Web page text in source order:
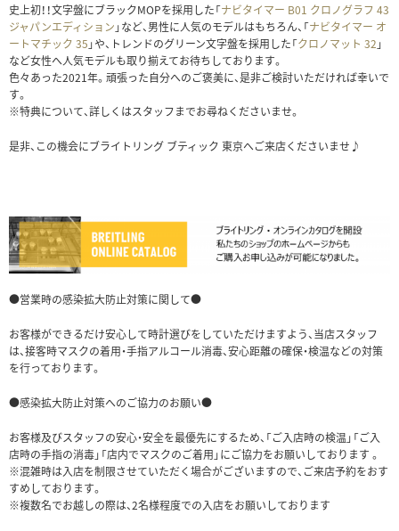
史上初！！文字盤にブラックMOPを採用した「ナビタイマー B01 クロノグラフ 43
ジャパンエディション 」など、男性に人気のモデルはもちろん、「ナビタイマー オ
ートマチック 35 」や、トレンドのグリーン文字盤を採用した「クロノマット 32 」
など女性へ人気モデルも取り揃えてお待ちしております。
色々あった2021年。頑張った自分へのご褒美に、是非ご検討いただければ幸いで
す。
※特典について、詳しくはスタッフまでお尋ねくださいませ。
是非、この機会にブライトリング ブティック 東京へご来店くださいませ♪
●営業時の感染拡大防止対策に関して●
お客様ができるだけ安心して時計選びをしていただけますよう、当店スタッフ
は、接客時マスクの着用・手指アルコール消毒、安心距離の確保・検温などの対策
を行っております。
●感染拡大防止対策へのご協力のお願い●
お客様及びスタッフの安心・安全を最優先にするため、「ご入店時の検温」「ご入
店時の手指の消毒」「店内でマスクのご着用」にご協力をお願いしております 。
※混雑時は入店を制限させていただく場合がございますので、ご来店予約をおす
すめしております。
※複数名でお越しの際は、2名様程度での入店をお願いしております